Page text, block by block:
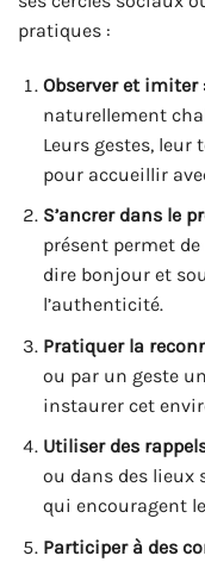
pratiques :
Observer et imiter
naturellement
Leurs gestes, leur
pour accueillir
S’ancrer dans le
présent permet
dire bonjour et
l’authenticité.
Pratiquer la
ou par un geste
instaurer cet
Utiliser des
ou dans des lieux
qui encouragent
Participer à des